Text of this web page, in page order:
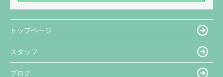
トップページ
スタッフ
ブログ